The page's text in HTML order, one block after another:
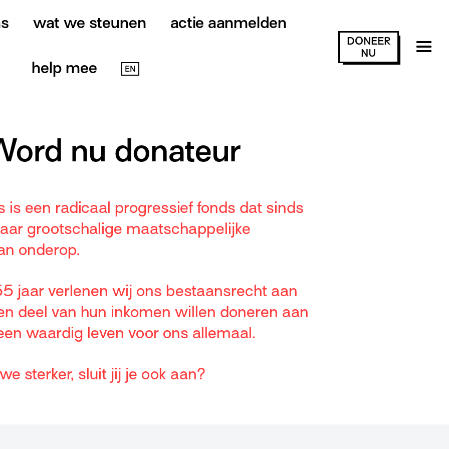
wat we steunen actie aanmelden
help mee EN
DONEER
NU
nu donateur
is een radicaal progressief fonds dat sinds
grootschalige maatschappelijke
onderop.
jaar verlenen wij ons bestaansrecht aan
deel van hun inkomen willen doneren aan
waardig leven voor ons allemaal.
sterker, sluit jij je ook aan?